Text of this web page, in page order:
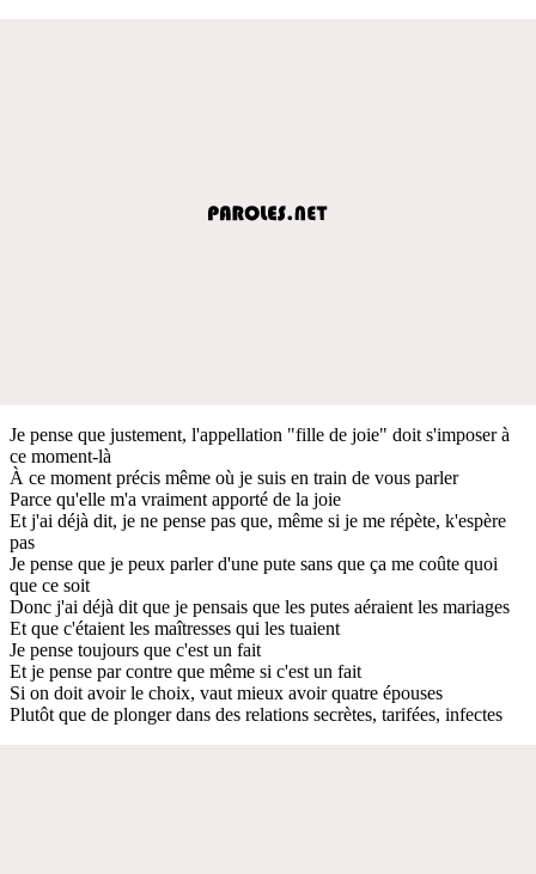
Je pense que justement, l'appellation "fille de joie" doit s'imposer à
ce moment-là
À ce moment précis même où je suis en train de vous parler
Parce qu'elle m'a vraiment apporté de la joie
Et j'ai déjà dit, je ne pense pas que, même si je me répète, k'espère
pas
Je pense que je peux parler d'une pute sans que ça me coûte quoi
que ce soit
Donc j'ai déjà dit que je pensais que les putes aéraient les mariages
Et que c'étaient les maîtresses qui les tuaient
Je pense toujours que c'est un fait
Et je pense par contre que même si c'est un fait
Si on doit avoir le choix, vaut mieux avoir quatre épouses
Plutôt que de plonger dans des relations secrètes, tarifées, infectes